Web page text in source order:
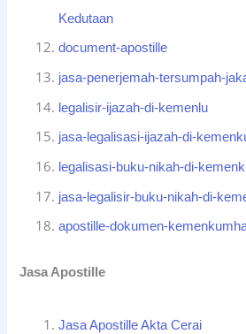
Kedutaan
document-apostille
jasa-penerjemah-tersumpah-
legalisir-ijazah-di-kemenlu
jasa-legalisasi-ijazah-di-
legalisasi-buku-nikah-di-
jasa-legalisir-buku-nikah-di-
apostille-dokumen-
Jasa Apostille
Jasa Apostille Akta Cerai